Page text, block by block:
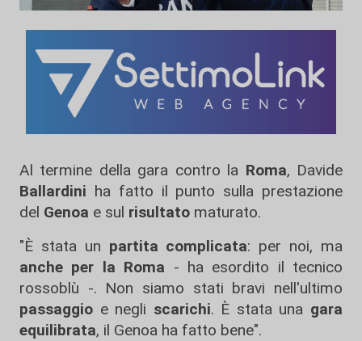
Al termine della gara contro la Roma, Davide
Ballardini ha fatto il punto sulla prestazione
del Genoa e sul risultato maturato.
"È stata un partita complicata: per noi, ma
anche per la Roma - ha esordito il tecnico
rossoblù -. Non siamo stati bravi nell'ultimo
passaggio e negli scarichi. È stata una gara
equilibrata, il Genoa ha fatto bene".